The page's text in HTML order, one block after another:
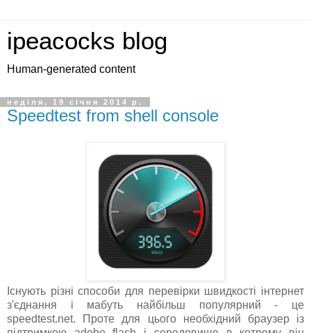
ipeacocks blog
Human-generated content
неділя, 19 січня 2014 р.
Speedtest from shell console
Існують різні способи для перевірки швидкості інтернет
з'єднання і мабуть найбільш популярний - це
speedtest.net. Проте для цього необхідний браузер із